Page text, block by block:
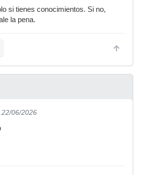
si tienes conocimientos. Si no,
la pena.
22/06/2026